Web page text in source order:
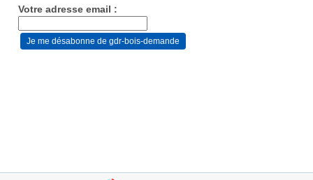
Votre adresse email :